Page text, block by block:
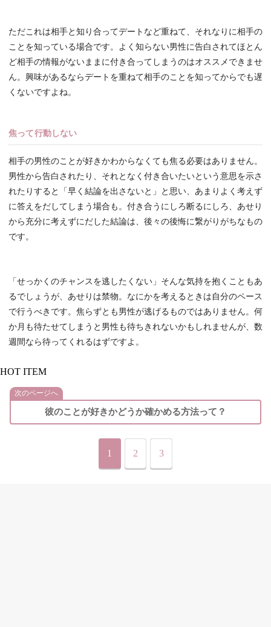
ただこれは相手と知り合ってデートなど重ねて、それなりに相手の
ことを知っている場合です。よく知らない男性に告白されてほとん
ど相手の情報がないままに付き合ってしまうのはオススメできませ
ん。興味があるならデートを重ねて相手のことを知ってからでも遅
くないですよね。
焦って行動しない
相手の男性のことが好きかわからなくても焦る必要はありません。
男性から告白されたり、それとなく付き合いたいという意思を示さ
れたりすると「早く結論を出さないと」と思い、あまりよく考えず
に答えをだしてしまう場合も。付き合うにしろ断るにしろ、あせり
から充分に考えずにだした結論は、後々の後悔に繋がりがちなもの
です。
「せっかくのチャンスを逃したくない」そんな気持を抱くこともあ
るでしょうが、あせりは禁物。なにかを考えるときは自分のペース
で行うべきです。焦らずとも男性が逃げるものではありません。何
か月も待たせてしまうと男性も待ちきれないかもしれませんが、数
週間なら待ってくれるはずですよ。
HOT ITEM
次のページへ
彼のことが好きかどうか確かめる方法って？
1 2 3